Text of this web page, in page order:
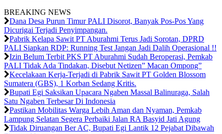
BREAKING NEWS
Dana Desa Purun Timur PALI Disorot, Banyak Pos-Pos Yang
Dicurigai Terjadi Penyimpangan.
Pabrik Kelapa Sawit PT Aburahmi Terus Jadi Sorotan, DPRD
PALI Siapkan RDP: Running Test Jangan Jadi Dalih Operasional !!
Izin Belum Terbit PKS PT Aburahmi Sudah Beroperasi, Pemkab
PALI Tidak Ada Tindakan, Disebut Netizen” Macan Ompong”
Kecelakaan Kerja-Terjadi di Pabrik Sawit PT Golden Blossom
Sumatera (GBS), 1 Korban Sedang Kritis.
Bupati Egi Saksikan Upacara Ngaben Massal Balinuraga, Salah
Satu Ngaben Terbesar Di Indonesia
Pastikan Mobilitas Warga Lebih Aman dan Nyaman, Pemkab
Lampung Selatan Segera Perbaiki Jalan RA Basyid Jati Agung
Tidak Diruangan Ber AC, Bupati Egi Lantik 12 Pejabat Dibawah